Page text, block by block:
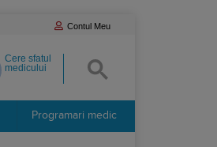
Contul Meu
Cere sfatul
medicului
Programari medic